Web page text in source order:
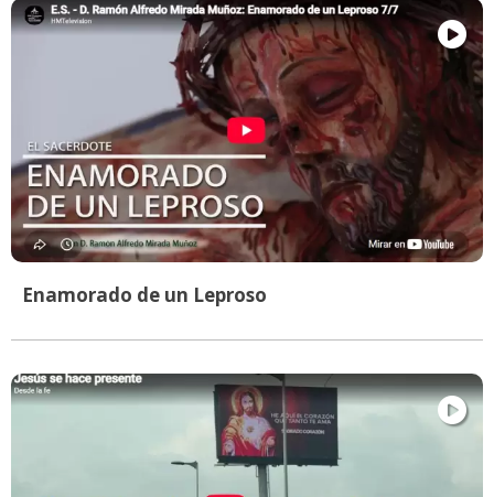
Enamorado de un Leproso